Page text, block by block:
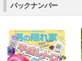
バックナンバー